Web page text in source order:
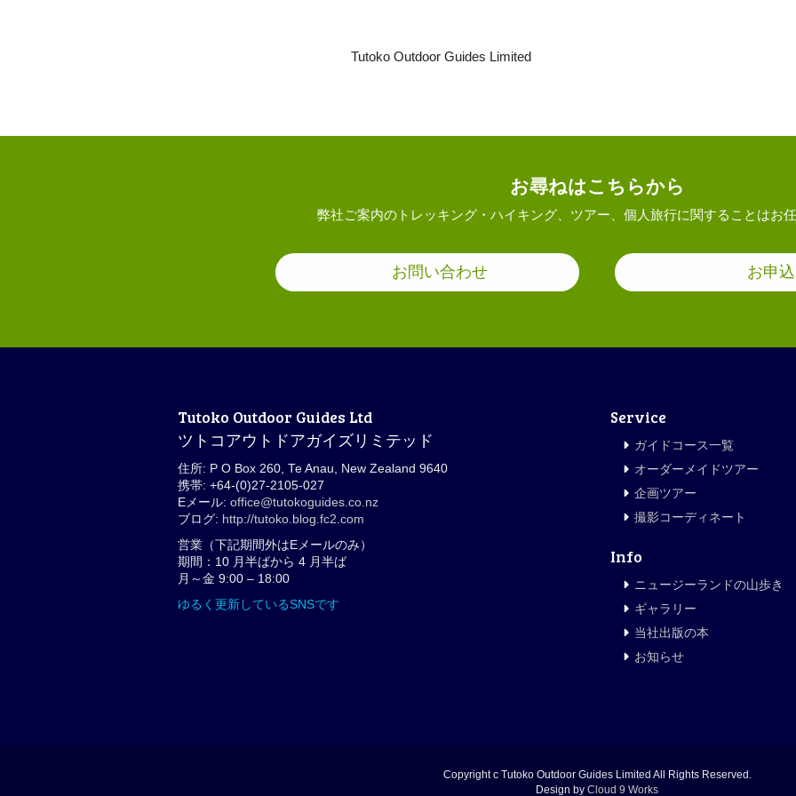
Tutoko Outdoor Guides Limited
お尋ねはこちらから
弊社ご案内のトレッキング・ハイキング、ツアー、個人旅行に関することはお任
お問い合わせ お申
Tutoko Outdoor Guides Ltd
ツトコアウトドアガイズリミテッド
住所: P O Box 260, Te Anau, New Zealand 9640
携帯: +64-(0)27-2105-027
Eメール: office@tutokoguides.co.nz
ブログ: http://tutoko.blog.fc2.com
営業（下記期間外はEメールのみ）
期間：10 月半ばから 4 月半ば
月～金 9:00 – 18:00
ゆるく更新しているSNSです
Service
ガイドコース一覧
オーダーメイドツアー
企画ツアー
撮影コーディネート
Info
ニュージーランドの山歩き
ギャラリー
当社出版の本
お知らせ
Copyright c Tutoko Outdoor Guides Limited All Rights Reserved.
Design by Cloud 9 Works